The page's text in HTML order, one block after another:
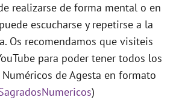
realizarse de forma mental o en
escucharse y repetirse a la
Os recomendamos que visiteis
para poder tener todos los
de Agesta en formato
)